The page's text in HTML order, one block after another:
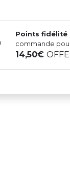
Points fidélité
commande
14,50